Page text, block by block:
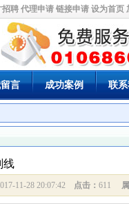
是一家集交通设施、停车场
招聘 代理申请 链接申请 设为首页
言 成功案例 联
线
11-28 20:07:42 点击： 611